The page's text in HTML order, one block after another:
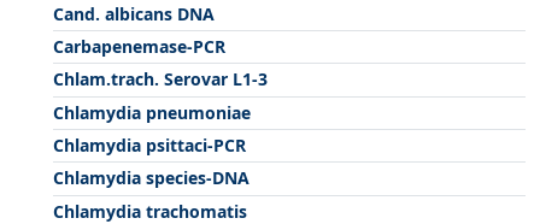
Cand. albicans DNA
Carbapenemase-PCR
Chlam.trach. Serovar L1-3
Chlamydia pneumoniae
Chlamydia psittaci-PCR
Chlamydia species-DNA
Chlamydia trachomatis